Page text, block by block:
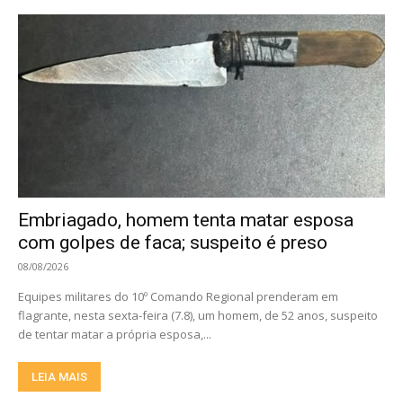
Embriagado, homem tenta matar esposa
com golpes de faca; suspeito é preso
08/08/2026
Equipes militares do 10º Comando Regional prenderam em
flagrante, nesta sexta-feira (7.8), um homem, de 52 anos, suspeito
de tentar matar a própria esposa,...
LEIA MAIS